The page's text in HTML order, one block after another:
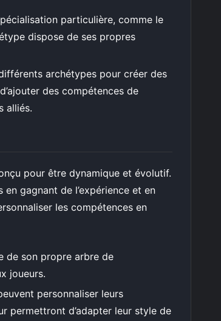
particulière, comme le
dispose de ses propres
archétypes pour créer des
des compétences de
alliés.
pour être dynamique et évolutif.
gagnant de l’expérience et en
les compétences en
de son propre arbre de
joueurs.
personnaliser leurs
permettront d’adapter leur style de